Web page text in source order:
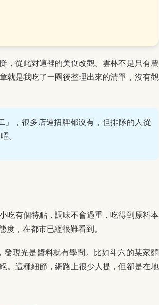
，從此對這裡的美食改觀。雲林不是只有農
就是我吃了一圈後整理出來的清單，沒有觀
」，很多店連招牌都沒有，但排隊的人從
。
吃有個特點，調味不會過重，吃得到原料本
，在都市已經很難看到。
現光是醬料就有學問。比如斗六的某家麵
。這種細節，網路上很少人提，但卻是在地